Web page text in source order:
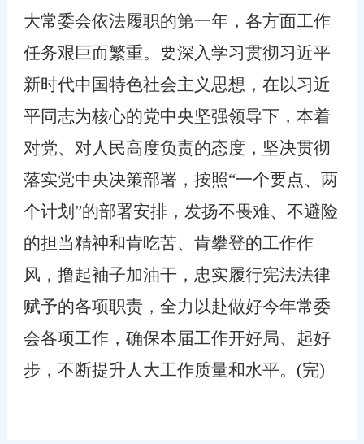
大常委会依法履职的第一年，各方面工作
任务艰巨而繁重。要深入学习贯彻习近平
新时代中国特色社会主义思想，在以习近
平同志为核心的党中央坚强领导下，本着
对党、对人民高度负责的态度，坚决贯彻
落实党中央决策部署，按照“一个要点、两
个计划”的部署安排，发扬不畏难、不避险
的担当精神和肯吃苦、肯攀登的工作作
风，撸起袖子加油干，忠实履行宪法法律
赋予的各项职责，全力以赴做好今年常委
会各项工作，确保本届工作开好局、起好
步，不断提升人大工作质量和水平。 (完)